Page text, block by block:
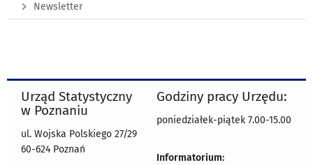
Newsletter
Urząd Statystyczny
w Poznaniu
ul. Wojska Polskiego 27/29
60-624 Poznań
Godziny pracy Urzędu:
poniedziałek-piątek 7.00-15.00
Informatorium: